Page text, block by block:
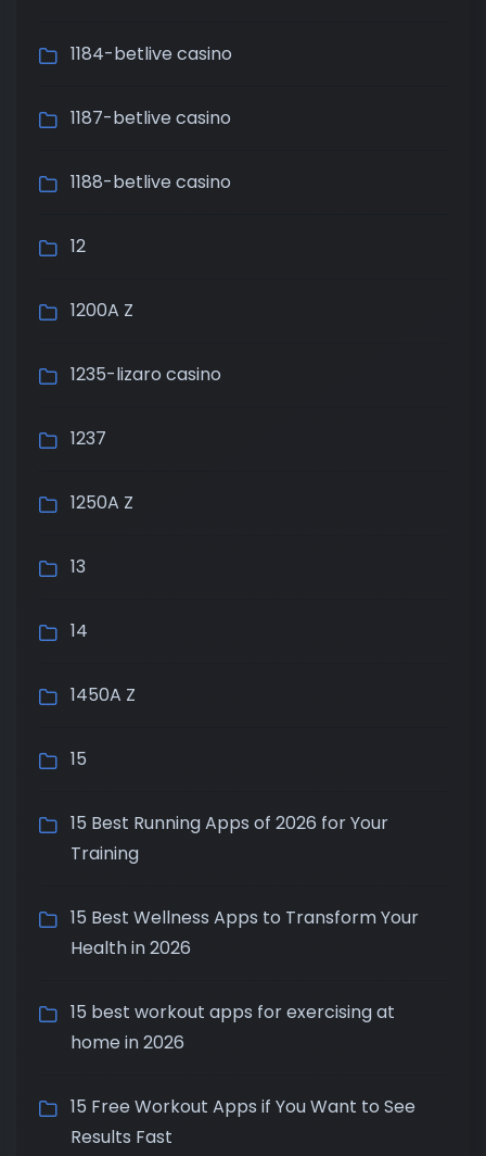
1184-betlive casino
1187-betlive casino
1188-betlive casino
12
1200A Z
1235-lizaro casino
1237
1250A Z
13
14
1450A Z
15
15 Best Running Apps of 2026 for Your
Training
15 Best Wellness Apps to Transform Your
Health in 2026
15 best workout apps for exercising at
home in 2026
15 Free Workout Apps if You Want to See
Results Fast